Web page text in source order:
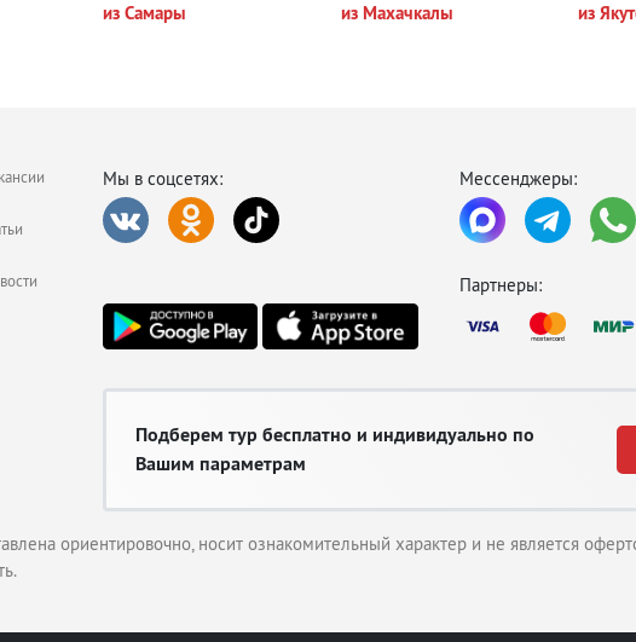
из Самары из Махачкалы
из
Мы в соцсетях: Мессенджеры:
Партнеры:
Подберем тур бесплатно и индивидуально по
Вашим параметрам
ориентировочно, носит ознакомительный характер и не является